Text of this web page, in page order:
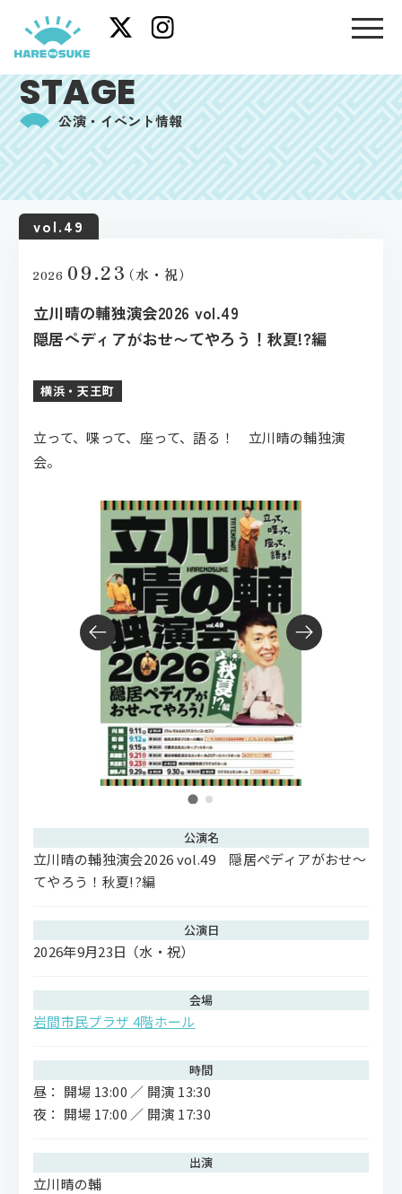
STAGE
公演・イベント情報
vol.49
2026 09.23（水・祝）
立川晴の輔独演会2026 vol.49
隠居ペディアがおせ〜てやろう！秋夏!?編
横浜・天王町
立って、喋って、座って、語る！ 立川晴の輔独演
会。
公演名
立川晴の輔独演会2026 vol.49 隠居ペディアがおせ〜
てやろう！秋夏!?編
公演日
2026年9月23日 （水・祝）
会場
岩間市民プラザ 4階ホール
時間
昼： 開場 13:00 ／ 開演 13:30
夜： 開場 17:00 ／ 開演 17:30
出演
立川晴の輔